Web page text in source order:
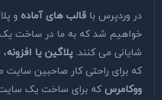
در وردپرس با قالب های آماده و
خواهیم شد که به ما در ساخت
شایانی می کنند. پلاگین یا افزونه
که برای راحتی کار صاحبین سایت
ووکامرسکه برای ساخت یک